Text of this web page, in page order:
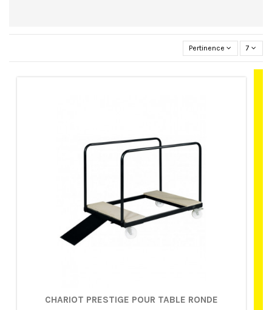
Pertinence 7
CHARIOT PRESTIGE POUR TABLE RONDE